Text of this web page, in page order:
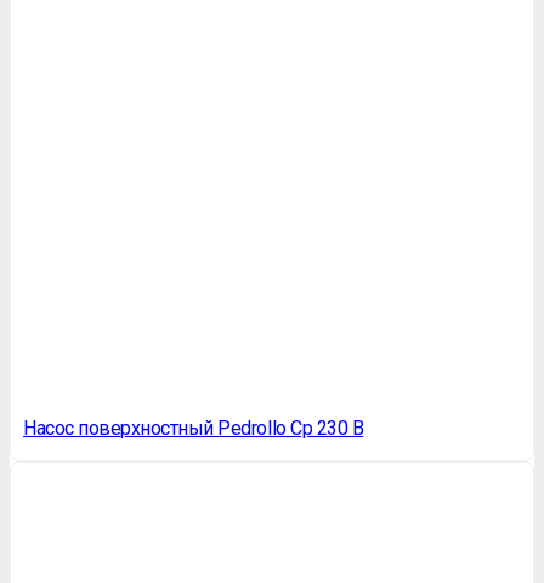
Насос поверхностный Pedrollo Cp 230 B